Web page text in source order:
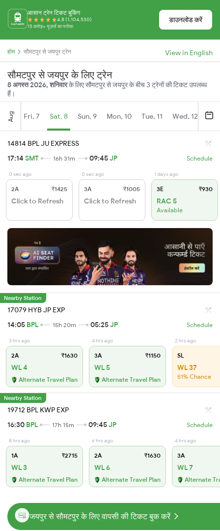
आसान ट्रेन टिकट बुकिंग
4.8 (1,104,530)
15 करोड़+ यूज़र्स का भरोसा
डाउनलोड करें
होम सौमटपुर से जयपुर ट्रेन View in English
सौमटपुर से जयपुर के लिए ट्रेन
8 अगस्त 2026, शनिवारके लिए सौमटपुर से जयपुर के बीच 3 ट्रेनों की टिकट उपलब्ध
हैं।
Aug Fri, 7 Sat, 8 Sun, 9 Mon, 10 Tue, 11 Wed, 12
14814 BPL JU EXPRESS
17:14 SMT 16h 31m 09:45JP Schedule
0 sec ago
2A ₹1425
Click to Refresh
0 sec ago
3A ₹1005
Click to Refresh
1 days ago
3E ₹930
RAC 5
Available
Nearby Station
17079 HYB JP EXP
14:05 BPL 15h 20m 05:25JP Schedule
3 hrs ago
2A ₹1630
WL 4
Alternate Travel Plan
4 hrs ago
3A ₹1150
WL 5
Alternate Travel Plan
2 hrs ago
SL
WL 37
51% Chance
Nearby Station
19712 BPL KWP EXP
16:30 BPL 17h 15m 09:45JP Schedule
8 hrs ago
1A ₹2715
WL 3
Alternate Travel Plan
6 hrs ago
2A ₹1630
WL 6
Alternate Travel Plan
4 hrs ago
3A
WL 7
Alternate
जयपुर से सौमटपुर के लिए वापसी की टिकट बुक करें